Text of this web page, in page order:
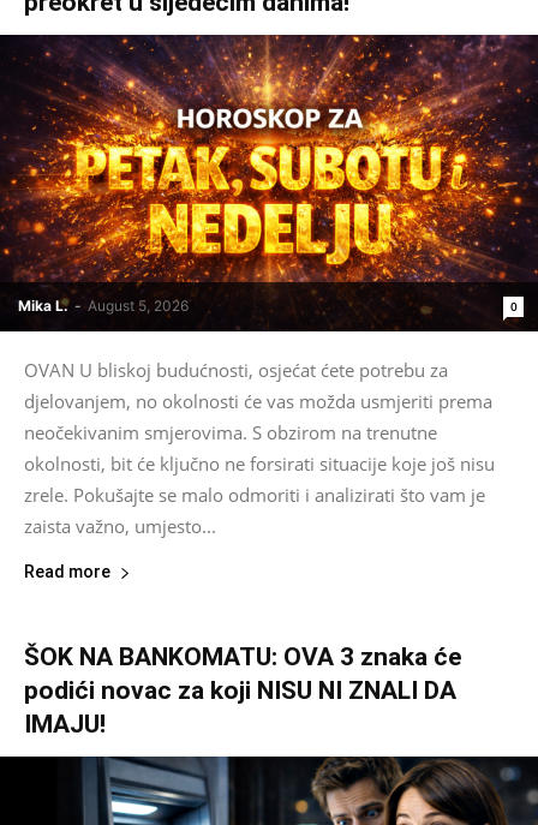
Mika L. - August 5, 2026 0
OVAN U bliskoj budućnosti, osjećat ćete potrebu za
djelovanjem, no okolnosti će vas možda usmjeriti prema
neočekivanim smjerovima. S obzirom na trenutne
okolnosti, bit će ključno ne forsirati situacije koje još nisu
zrele. Pokušajte se malo odmoriti i analizirati što vam je
zaista važno, umjesto...
Read more
ŠOK NA BANKOMATU: OVA 3 znaka će
podići novac za koji NISU NI ZNALI DA
IMAJU!